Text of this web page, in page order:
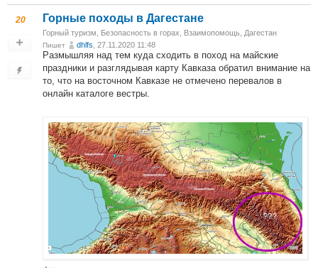
20 Горные походы в Дагестане
Горный туризм Безопасность в горах Взаимопомощь Дагестан
Пишет dhlfs , 27.11.2020 11:48
Размышляя над тем куда сходить в поход на майские
праздники и разглядывая карту Кавказа обратил внимание на
то, что на восточном Кавказе не отмечено перевалов в
онлайн каталоге вестры.